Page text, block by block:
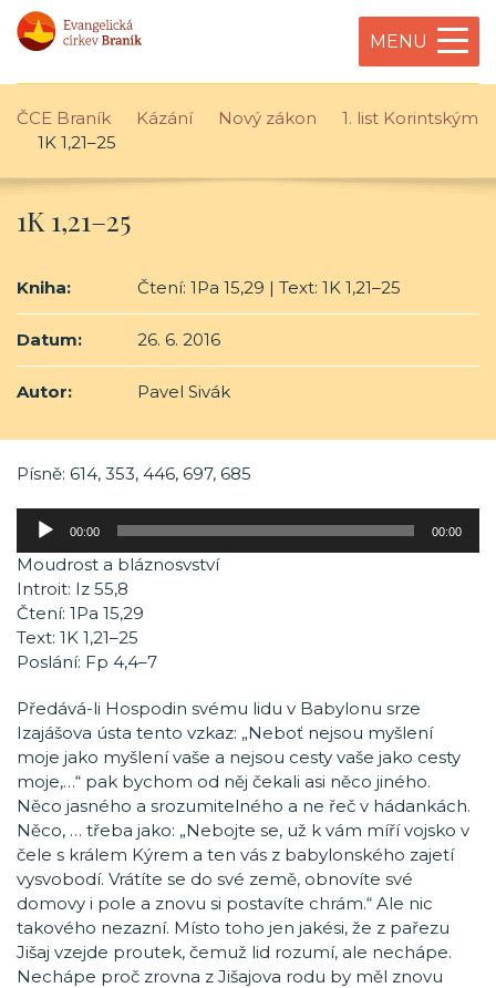
MENU
ČCE Braník Kázání Nový zákon
1. list Korintským
1K 1,21–25
1K 1,21–25
Kniha: Čtení: 1Pa 15,29 | Text: 1K 1,21–25
Datum: 26. 6. 2016
Autor: Pavel Sivák
Písně: 614, 353, 446, 697, 685
Audio
00:00 00:00
Moudrost a bláznosvství
Introit: Iz 55,8
Čtení: 1Pa 15,29
Text: 1K 1,21–25
Poslání: Fp 4,4–7
Předává-li Hospodin svému lidu v Babylonu srze
Izajášova ústa tento vzkaz: „Neboť nejsou myšlení
moje jako myšlení vaše a nejsou cesty vaše jako cesty
moje,…“ pak bychom od něj čekali asi něco jiného.
Něco jasného a srozumitelného a ne řeč v hádankách.
Něco, … třeba jako: „Nebojte se, už k vám míří vojsko v
čele s králem Kýrem a ten vás z babylonského zajetí
vysvobodí. Vrátíte se do své země, obnovíte své
domovy i pole a znovu si postavíte chrám.“ Ale nic
takového nezazní. Místo toho jen jakési, že z pařezu
Jišaj vzejde proutek, čemuž lid rozumí, ale nechápe.
Nechápe proč zrovna z Jišajova rodu by měl znovu